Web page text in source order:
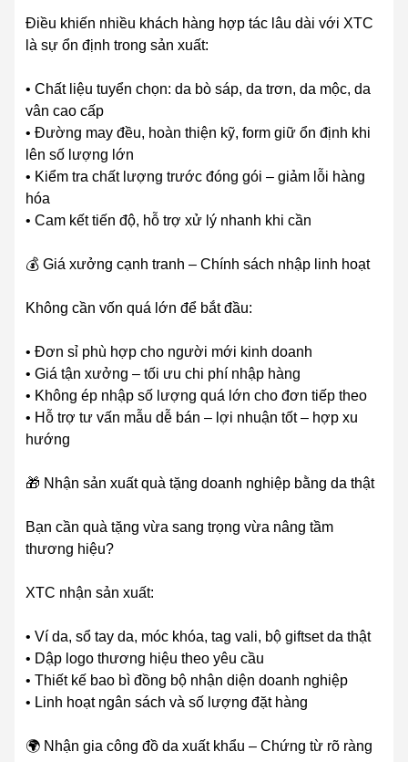
Điều khiến nhiều khách hàng hợp tác lâu dài với XTC
là sự ổn định trong sản xuất:
• Chất liệu tuyển chọn: da bò sáp, da trơn, da mộc, da
vân cao cấp
• Đường may đều, hoàn thiện kỹ, form giữ ổn định khi
lên số lượng lớn
• Kiểm tra chất lượng trước đóng gói – giảm lỗi hàng
hóa
• Cam kết tiến độ, hỗ trợ xử lý nhanh khi cần
💰 Giá xưởng cạnh tranh – Chính sách nhập linh hoạt
Không cần vốn quá lớn để bắt đầu:
• Đơn sỉ phù hợp cho người mới kinh doanh
• Giá tận xưởng – tối ưu chi phí nhập hàng
• Không ép nhập số lượng quá lớn cho đơn tiếp theo
• Hỗ trợ tư vấn mẫu dễ bán – lợi nhuận tốt – hợp xu
hướng
🎁 Nhận sản xuất quà tặng doanh nghiệp bằng da thật
Bạn cần quà tặng vừa sang trọng vừa nâng tầm
thương hiệu?
XTC nhận sản xuất:
• Ví da, sổ tay da, móc khóa, tag vali, bộ giftset da thật
• Dập logo thương hiệu theo yêu cầu
• Thiết kế bao bì đồng bộ nhận diện doanh nghiệp
• Linh hoạt ngân sách và số lượng đặt hàng
🌍 Nhận gia công đồ da xuất khẩu – Chứng từ rõ ràng